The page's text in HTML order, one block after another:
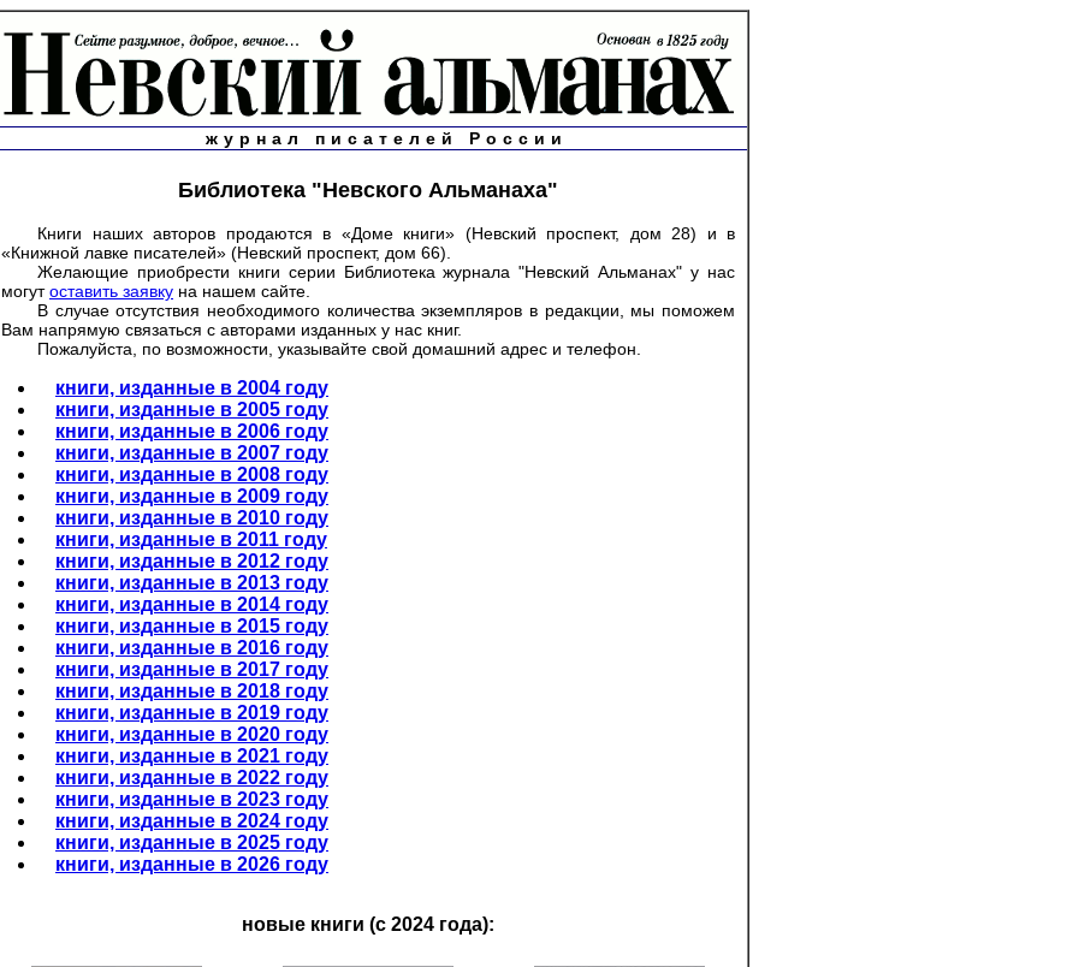
журнал писателей России
Библиотека "Невского Альманаха"
Книги наших авторов продаются в «Доме книги» (Невский проспект, дом 28) и в
«Книжной лавке писателей» (Невский проспект, дом 66).
Желающие приобрести книги серии Библиотека журнала "Невский Альманах" у нас
могутоставить заявку на нашем сайте.
В случае отсутствия необходимого количества экземпляров в редакции, мы поможем
Вам напрямую связаться с авторами изданных у нас книг.
Пожалуйста, по возможности, указывайте свой домашний адрес и телефон.
книги, изданные в 2004 году
книги, изданные в 2005 году
книги, изданные в 2006 году
книги, изданные в 2007 году
книги, изданные в 2008 году
книги, изданные в 2009 году
книги, изданные в 2010 году
книги, изданные в 2011 году
книги, изданные в 2012 году
книги, изданные в 2013 году
книги, изданные в 2014 году
книги, изданные в 2015 году
книги, изданные в 2016 году
книги, изданные в 2017 году
книги, изданные в 2018 году
книги, изданные в 2019 году
книги, изданные в 2020 году
книги, изданные в 2021 году
книги, изданные в 2022 году
книги, изданные в 2023 году
книги, изданные в 2024 году
книги, изданные в 2025 году
книги, изданные в 2026 году
новые книги (с 2024 года):